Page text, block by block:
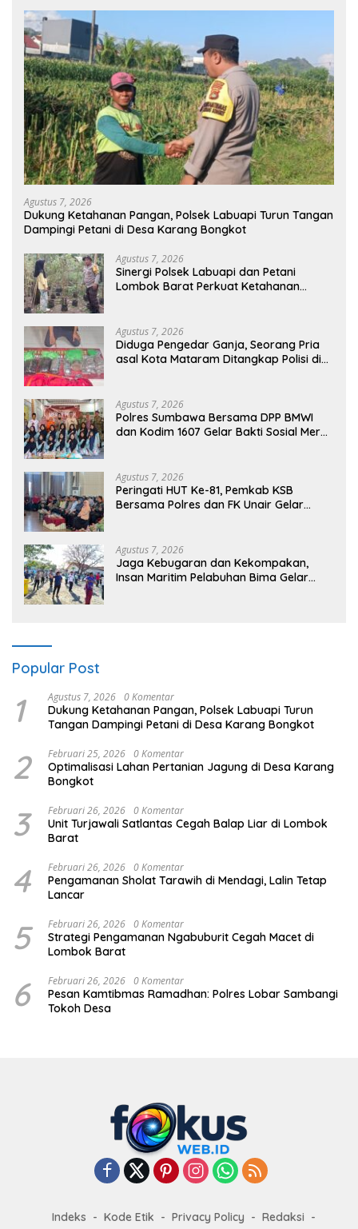
Agustus 7, 2026
Dukung Ketahanan Pangan, Polsek Labuapi Turun Tangan
Dampingi Petani di Desa Karang Bongkot
Agustus 7, 2026
Sinergi Polsek Labuapi dan Petani
Lombok Barat Perkuat Ketahanan
Agustus 7, 2026
Diduga Pengedar Ganja, Seorang Pria
asal Kota Mataram Ditangkap Polisi di
Agustus 7, 2026
Polres Sumbawa Bersama DPP BMWI
dan Kodim 1607 Gelar Bakti Sosial Merah
Agustus 7, 2026
Peringati HUT Ke-81, Pemkab KSB
Bersama Polres dan FK Unair Gelar
Agustus 7, 2026
Jaga Kebugaran dan Kekompakan,
Insan Maritim Pelabuhan Bima Gelar
Popular Post
1 Agustus 7, 2026 0 Komentar
Dukung Ketahanan Pangan, Polsek Labuapi Turun
Tangan Dampingi Petani di Desa Karang Bongkot
2 Februari 25, 2026 0 Komentar
Optimalisasi Lahan Pertanian Jagung di Desa Karang
Bongkot
3 Februari 26, 2026 0 Komentar
Unit Turjawali Satlantas Cegah Balap Liar di Lombok
Barat
4 Februari 26, 2026 0 Komentar
Pengamanan Sholat Tarawih di Mendagi, Lalin Tetap
Lancar
5 Februari 26, 2026 0 Komentar
Strategi Pengamanan Ngabuburit Cegah Macet di
Lombok Barat
6 Februari 26, 2026 0 Komentar
Pesan Kamtibmas Ramadhan: Polres Lobar Sambangi
Tokoh Desa
Indeks Kode Etik Privacy Policy
Redaksi